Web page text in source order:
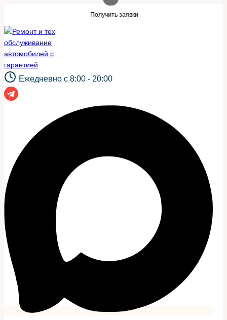
содержимому
Получить заявки
Ежедневно с 8:00 - 20:00